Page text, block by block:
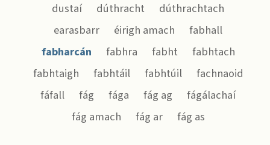
dustaí dúthracht
dúthrachtach
earasbarr
éirigh amach
fabhall
fabharcán
fabhra fabht
fabhtach
fabhtaigh
fabhtáil fabhtúil
fachnaoid
fáfall
fág fága fág ag
fágálachaí
fág amach
fág ar fág as